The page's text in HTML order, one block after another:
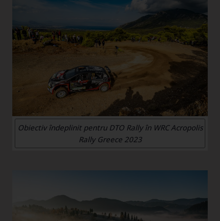
Obiectiv îndeplinit pentru DTO Rally în WRC Acropolis
Rally Greece 2023